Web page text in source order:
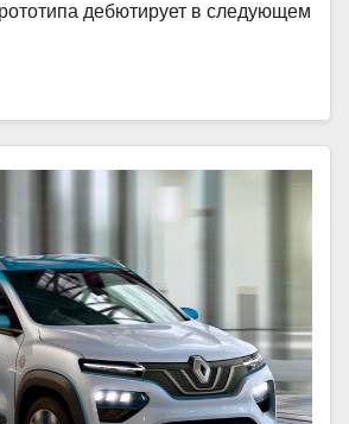
дебютирует в следующем